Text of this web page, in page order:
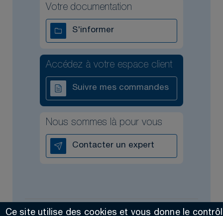
Votre documentation
S'informer
Accédez à votre espace client
Suivre mes commandes
Nous sommes là pour vous
Contacter un expert
Ce site utilise des cookies et vous donne le